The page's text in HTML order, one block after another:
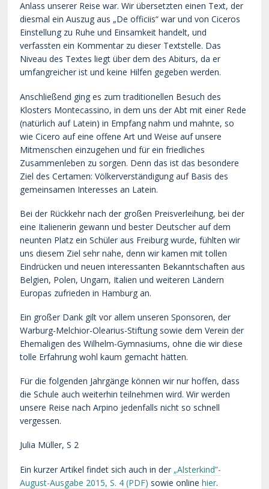
Anlass unserer Reise war. Wir übersetzten einen Text, der
diesmal ein Auszug aus „De officiis“ war und von Ciceros
Einstellung zu Ruhe und Einsamkeit handelt, und
verfassten ein Kommentar zu dieser Textstelle. Das
Niveau des Textes liegt über dem des Abiturs, da er
umfangreicher ist und keine Hilfen gegeben werden.
Anschließend ging es zum traditionellen Besuch des
Klosters Montecassino, in dem uns der Abt mit einer Rede
(natürlich auf Latein) in Empfang nahm und mahnte, so
wie Cicero auf eine offene Art und Weise auf unsere
Mitmenschen einzugehen und für ein friedliches
Zusammenleben zu sorgen. Denn das ist das besondere
Ziel des Certamen: Völkerverständigung auf Basis des
gemeinsamen Interesses an Latein.
Bei der Rückkehr nach der großen Preisverleihung, bei der
eine Italienerin gewann und bester Deutscher auf dem
neunten Platz ein Schüler aus Freiburg wurde, fühlten wir
uns diesem Ziel sehr nahe, denn wir kamen mit tollen
Eindrücken und neuen interessanten Bekanntschaften aus
Belgien, Polen, Ungarn, Italien und weiteren Ländern
Europas zufrieden in Hamburg an.
Ein großer Dank gilt vor allem unseren Sponsoren, der
Warburg-Melchior-Olearius-Stiftung sowie dem Verein der
Ehemaligen des Wilhelm-Gymnasiums, ohne die wir diese
tolle Erfahrung wohl kaum gemacht hätten.
Für die folgenden Jahrgänge können wir nur hoffen, dass
die Schule auch weiterhin teilnehmen wird. Wir werden
unsere Reise nach Arpino jedenfalls nicht so schnell
vergessen.
Julia Müller, S 2
Ein kurzer Artikel findet sich auch in der „Alsterkind”-
August-Ausgabe 2015, S. 4
sowie onlinehier.